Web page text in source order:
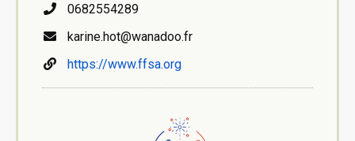
0682554289
karine.hot@wanadoo.fr
https://www.ffsa.org